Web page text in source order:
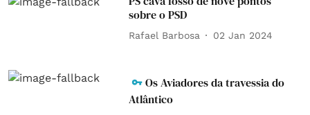
sobre o PSD
Rafael Barbosa 02 Jan 2024
Os Aviadores da travessia do
Atlântico